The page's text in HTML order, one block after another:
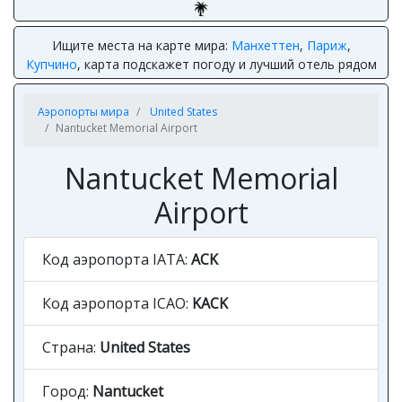
Ищите места на карте мира: Манхеттен, Париж,
Купчино, карта подскажет погоду и лучший отель рядом
Аэропорты мира
United States
Nantucket Memorial Airport
Nantucket Memorial
Airport
Код аэропорта IATA: ACK
Код аэропорта ICAO: KACK
Страна: United States
Город: Nantucket